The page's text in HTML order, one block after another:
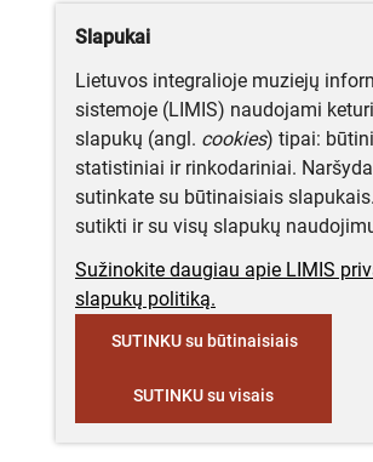
Slapukai
Lietuvos integralioje muziejų
sistemoje (LIMIS) naudojami
slapukų (angl. cookies) tipai:
statistiniai ir rinkodariniai.
sutinkate su būtinaisiais
sutikti ir su visų slapukų
Sužinokite daugiau apie LIMIS
slapukų politiką.
SUTINKU su būtinaisiais
SUTINKU su visais